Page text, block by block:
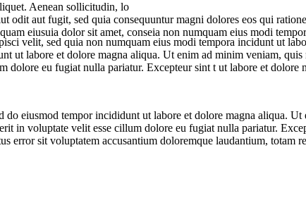
Aenean sollicitudin, lo
odit aut fugit, sed quia consequuntur magni dolores eos qui
eiusuia dolor sit amet, conseia non numquam eius modi
velit, sed quia non numquam eius modi tempora incidunt ut
ut labore et dolore magna aliqua. Ut enim ad minim veniam,
dolore eu fugiat nulla pariatur. Excepteur sint t ut labore et dolore
do eiusmod tempor incididunt ut labore et dolore magna aliqua.
in voluptate velit esse cillum dolore eu fugiat nulla pariatur.
error sit voluptatem accusantium doloremque laudantium, totam